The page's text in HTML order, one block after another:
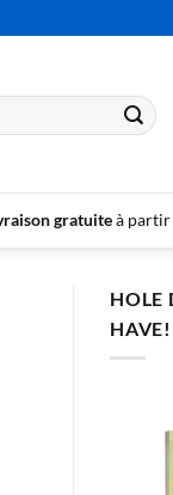
gratuiteà partir
HOLE
HAVE!